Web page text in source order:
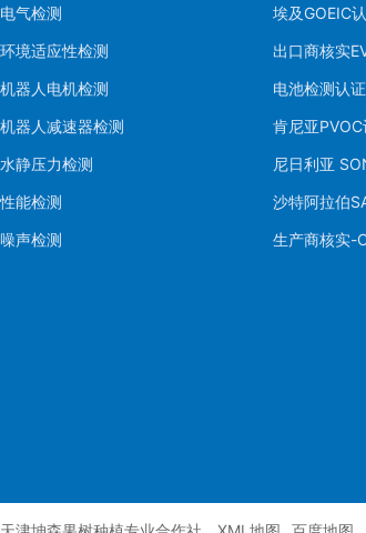
电气检测
环境适应性检测
机器人电机检测
机器人减速器检测
水静压力检测
性能检测
噪声检测
埃及GOEIC
出口商核实
电池检测认证
肯尼亚PVOC
尼日利亚
沙特阿拉伯
生产商核实-